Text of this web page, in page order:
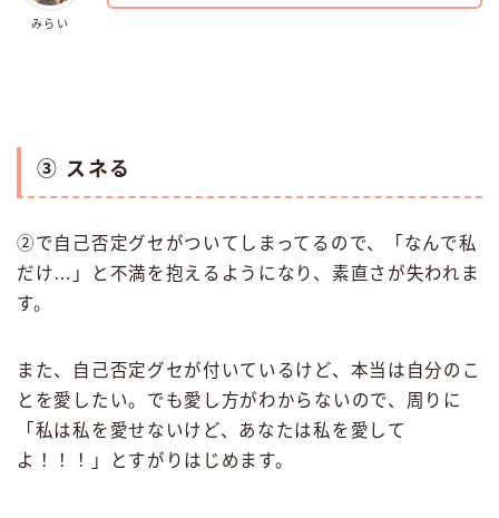
みらい
③ スネる
②で自己否定グセがついてしまってるので、「なんで私
だけ…」と不満を抱えるようになり、素直さが失われま
す。
また、自己否定グセが付いているけど、本当は自分のこ
とを愛したい。でも愛し方がわからないので、周りに
「私は私を愛せないけど、あなたは私を愛して
よ！！！」とすがりはじめます。